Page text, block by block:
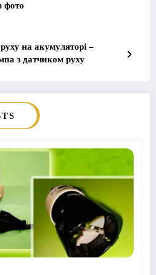
фото
на акумуляторі –
з датчиком руху